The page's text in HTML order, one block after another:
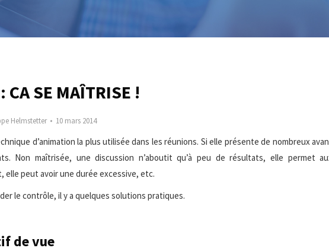
CA SE MAÎTRISE !
Helmstetter 10 mars 2014
d’animation la plus utilisée dans les réunions. Si elle présente de nombreux
Non maîtrisée, une discussion n’aboutit qu’à peu de résultats, elle permet
elle peut avoir une durée excessive, etc.
le contrôle, il y a quelques solutions pratiques.
de vue